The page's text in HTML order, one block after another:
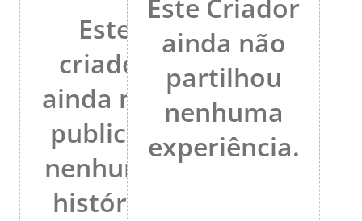
Este
criador
ainda não
publicou
nenhuma
história.
Este Criador
ainda não
partilhou
nenhuma
experiência.